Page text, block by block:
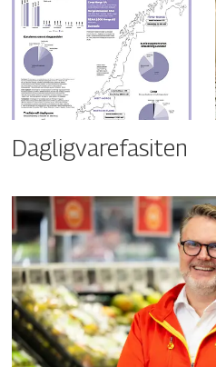
Dagligvarefasiten